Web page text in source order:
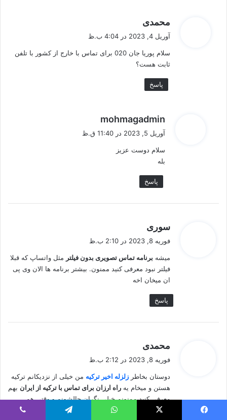
محمدی
ف
آوریل 4, 2023 در 4:04 ب.ظ
سلام پوریا جان 020 برای تماس با خارج از کشور با تلفن
ثابت هست؟
پاسخ
mohmagadmin
ف
آوریل 5, 2023 در 11:40 ق.ظ
سلام دوست عزیز
بله
پاسخ
سوری
ف
:
فوریه 8, 2023 در 2:10 ب.ظ
میشه برنامه تماس تصویری بدون فیلتر مثل واتساپ که قبلا
فیلتر نبود معرفی کنید ممنون. بیشتر برنامه ها الان وی پی
ان میخان اخه
پاسخ
محمدی
ف
:
فوریه 8, 2023 در 2:12 ب.ظ
دوستان بخاطر زلزله اخیر ترکیه من خیلی از نزدیکانم ترکیه
هستن و میخام یه راه ارزان برای تماس با ترکیه از ایران بهم
معرفی کنید ممنونم خیلی نگران حالشونم و وقتی هم
تماس میگیرم نگران هزینه تماسم هستم!!